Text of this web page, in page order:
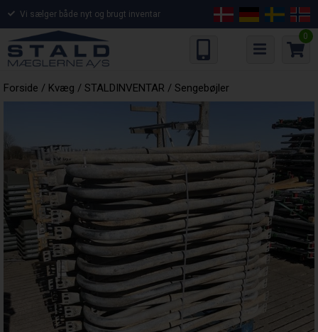
Vi sælger både nyt og brugt inventar
0
Forside / Kvæg / STALDINVENTAR / Sengebøjler